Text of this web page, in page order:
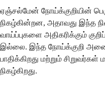
ஏஞ்சல்மேன் நோய்க்குறியின்
நிகழ்கின்றன, அதாவது இந்த
வாய்ப்புகளை அதிகரிக்கும்
இல்லை. இந்த நோய்க்குறி
பாதிக்கிறது மற்றும் சிறுவர்கள்
நிகழ்கிறது.